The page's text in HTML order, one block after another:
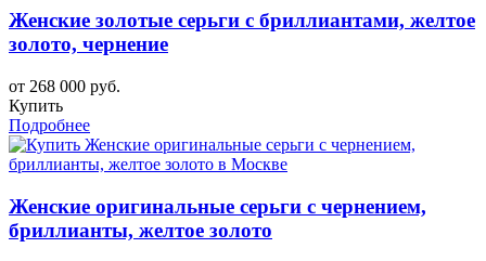
Женские золотые серьги с бриллиантами, желтое
золото, чернение
от 268 000 руб.
Купить
Подробнее
Женские оригинальные серьги с чернением,
бриллианты, желтое золото